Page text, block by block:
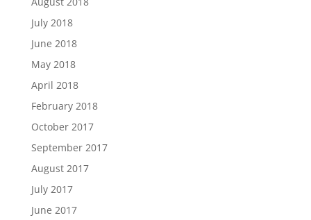
July 2018
June 2018
May 2018
April 2018
February 2018
October 2017
September 2017
August 2017
July 2017
June 2017